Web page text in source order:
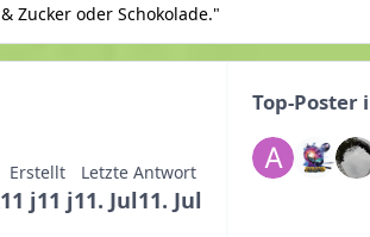
Zucker oder Schokolade."
Erstellt
11 j11 j
Letzte Antwort
11. Jul11. Jul
Top-Poster